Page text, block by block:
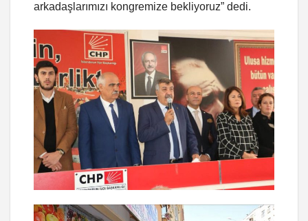
arkadaşlarımızı kongremize bekliyoruz” dedi.